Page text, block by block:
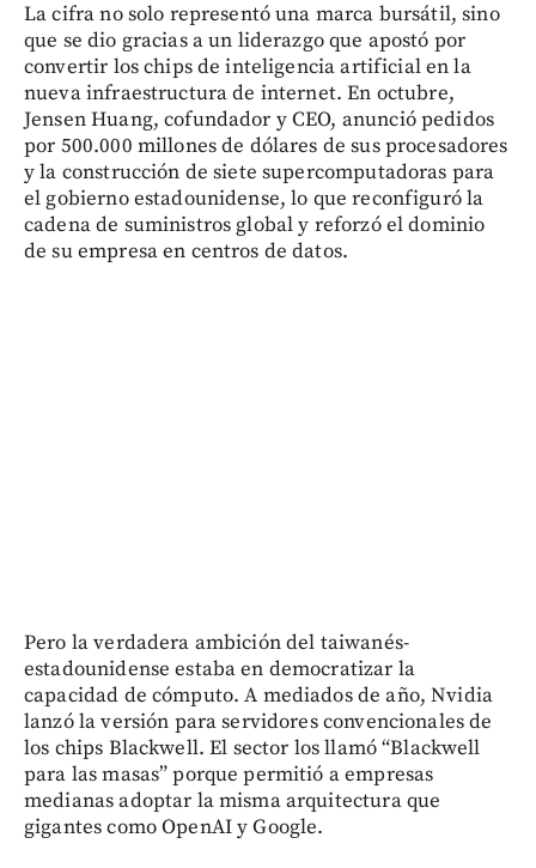
La cifra no solo representó una marca bursátil, sino
que se dio gracias a un liderazgo que apostó por
convertir los chips de inteligencia artificial en la
nueva infraestructura de internet. En octubre,
Jensen Huang, cofundador y CEO, anunció pedidos
por 500.000 millones de dólares de sus procesadores
y la construcción de siete supercomputadoras para
el gobierno estadounidense, lo que reconfiguró la
cadena de suministros global y reforzó el dominio
de su empresa en centros de datos.
Pero la verdadera ambición del taiwanés-
estadounidense estaba en democratizar la
capacidad de cómputo. A mediados de año, Nvidia
lanzó la versión para servidores convencionales de
los chips Blackwell. El sector los llamó “Blackwell
para las masas” porque permitió a empresas
medianas adoptar la misma arquitectura que
gigantes como OpenAI y Google.